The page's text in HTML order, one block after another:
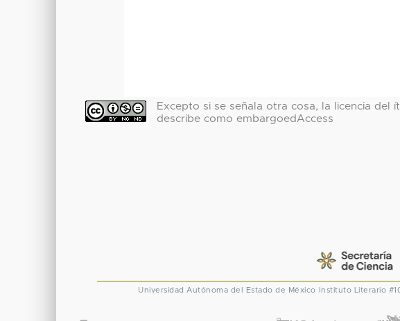
Excepto si se señala otra cosa, la licencia del
describe como embargoedAccess
Universidad Autónoma del Estado de México Instituto Literario